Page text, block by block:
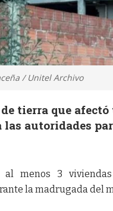
/ Unitel Archivo
tierra que
las autoridades
al menos 3
la madrugada del